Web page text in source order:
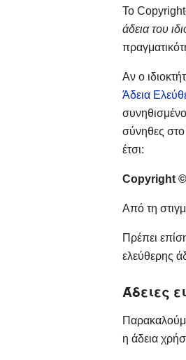
Το
άδεια του
Αν ο
Άδεια
σύνηθες
έτσι:
Copyright ©
Από τη
Πρέπει
ελεύθερης
Άδειες
η άδεια